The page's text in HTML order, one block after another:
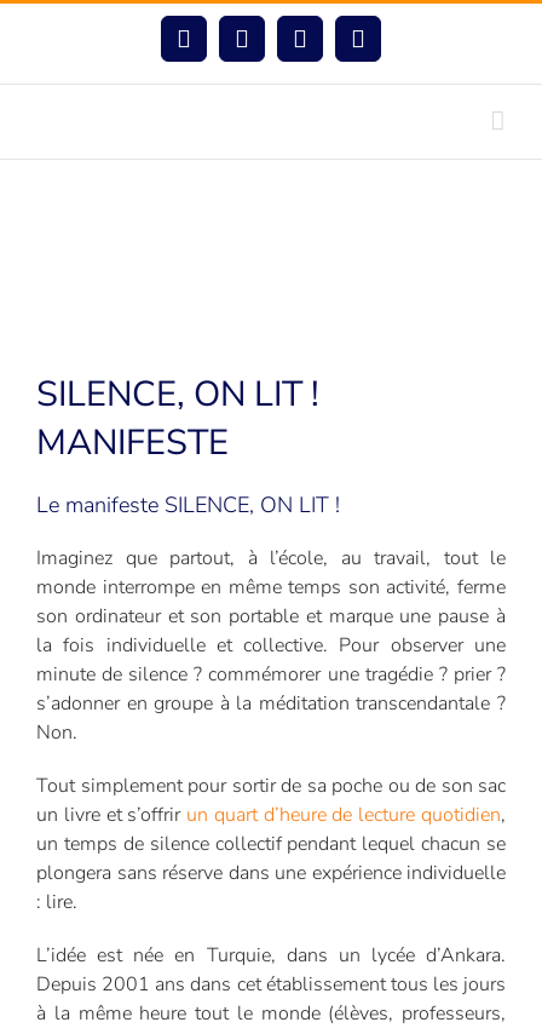
FacebookInstagramLinkedInYouTube
SILENCE, ON LIT !
MANIFESTE
Le manifeste SILENCE, ON LIT !
Imaginez que partout, à l’école, au travail, tout le
monde interrompe en même temps son activité, ferme
son ordinateur et son portable et marque une pause à
la fois individuelle et collective. Pour observer une
minute de silence ? commémorer une tragédie ? prier ?
s’adonner en groupe à la méditation transcendantale ?
Non.
Tout simplement pour sortir de sa poche ou de son sac
un livre et s’offrir un quart d’heure de lecture quotidien,
un temps de silence collectif pendant lequel chacun se
plongera sans réserve dans une expérience individuelle
: lire.
L’idée est née en Turquie, dans un lycée d’Ankara.
Depuis 2001 ans dans cet établissement tous les jours
à la même heure tout le monde (élèves, professeurs,